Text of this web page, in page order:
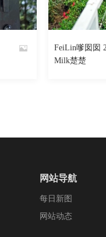
回复
By
FeiLin嗲囡囡
Milk楚楚
网站导航
每日新图
网站动态